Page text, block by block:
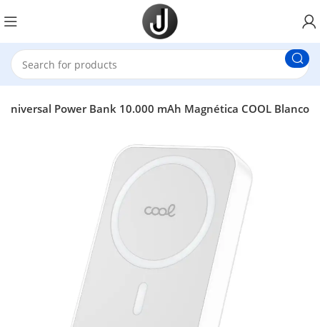
Power Bank 10.000 mAh Magnética COOL Blanco